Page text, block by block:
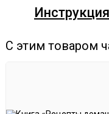
давлением.Инструкция
С этим товаром